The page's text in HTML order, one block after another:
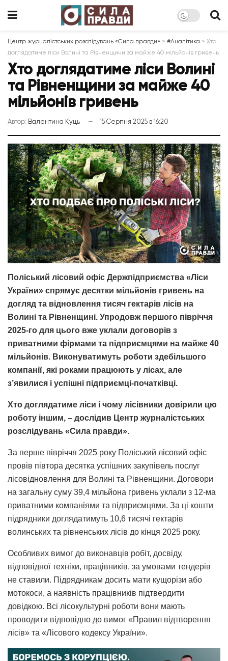
Центр журналістських розслідувань «Сила правди» > #Аналітика > Хто
доглядатиме ліси Волині та Рівненщини за майже 40 мільйонів гривень
Хто доглядатиме ліси Волині
та Рівненщини за майже 40
мільйонів гривень
Автор: Валентина Куць 15 Серпня 2025 в 16:20
Поліський лісовий офіс Держпідприємства «Ліси
України» спрямує десятки мільйонів гривень на
догляд та відновлення тисяч гектарів лісів на
Волині та Рівненщині. Упродовж першого півріччя
2025-го для цього вже уклали договорів з
приватними фірмами та підприємцями на майже 40
мільйонів. Виконуватимуть роботи здебільшого
компанії, які роками працюють у лісах, але
з’явилися і успішні підприємці-початківці.
Хто доглядатиме ліси і чому лісівники довірили цю
роботу іншим, – дослідив Центр журналістських
розслідувань «Сила правди».
За перше півріччя 2025 року Поліський лісовий офіс
провів півтора десятка успішних закупівель послуг
лісовідновлення для Волині та Рівненщини. Договори
на загальну суму 39,4 мільйона гривень уклали з 12-ма
приватними компаніями та підприємцями. За ці кошти
підрядники доглядатимуть 10,6 тисячі гектарів
волинських та рівненських лісів до кінця 2025 року.
Особливих вимог до виконавців робіт, досвіду,
відповідної техніки, працівників, за умовами тендерів
не ставили. Підрядникам досить мати кущорізи або
мотокоси, а наявність працівників підтвердити
довідкою. Всі лісокультурні роботи вони мають
проводити відповідно до вимог «Правил відтворення
лісів» та «Лісового кодексу України».